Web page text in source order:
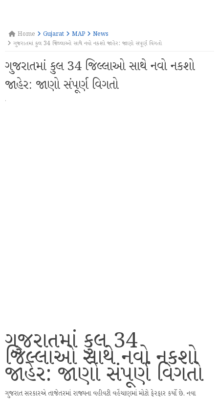
Home Gujarat MAP
News
ગુજરાતમાં કુલ 34 જિલ્લાઓ સાથે નવો નકશો જાહેર: જાણો સંપૂર્ણ વિગતો
ગુજરાતમાં કુલ 34 જિલ્લાઓ સાથે નવો નકશો
જાહેર: જાણો સંપૂર્ણ વિગતો
·
ગુજરાતમાં કુલ 34
જિલ્લાઓ સાથે નવો નકશો
જાહેર: જાણો સંપૂર્ણ વિગતો
ગુજરાત સરકારએ તાજેતરમાં રાજ્યના વહીવટી વહેંચાણમાં મોટો ફેરફાર કર્યો છે. નવા